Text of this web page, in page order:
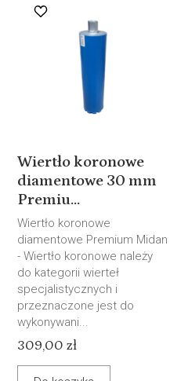
Wiertło koronowe
diamentowe 30 mm
Premiu...
Wiertło koronowe
diamentowe Premium Midan
- Wiertło koronowe należy
do kategorii wierteł
specjalistycznych i
przeznaczone jest do
wykonywani...
309,00 zł